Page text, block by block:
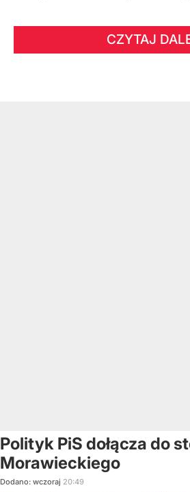
CZYTAJ
Polityk PiS dołącza do
Morawieckiego
Dodano: wczoraj 20:49